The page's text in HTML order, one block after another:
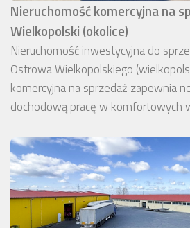
Nieruchomość komercyjna na
Wielkopolski (okolice)
Nieruchomość inwestycyjna do
Ostrowa Wielkopolskiego
komercyjna na sprzedaż zapewnia
dochodową pracę w komfortowych